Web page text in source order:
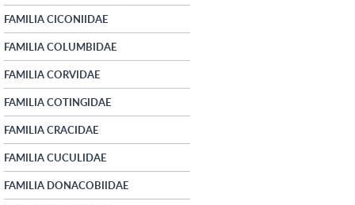
FAMILIA CICONIIDAE
FAMILIA COLUMBIDAE
FAMILIA CORVIDAE
FAMILIA COTINGIDAE
FAMILIA CRACIDAE
FAMILIA CUCULIDAE
FAMILIA DONACOBIIDAE